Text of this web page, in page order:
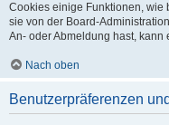
Cookies einige Funktionen, wie
sie von der Board-
An- oder Abmeldung hast,
Nach oben
Benutzerpräferenzen